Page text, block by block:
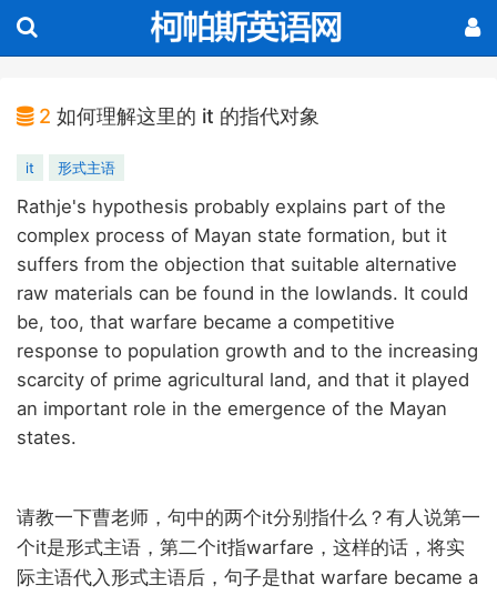
2 如何理解这里的 it 的指代对象
it 形式主语
Rathje's hypothesis probably explains part of the
complex process of Mayan state formation, but it
suffers from the objection that suitable alternative
raw materials can be found in the lowlands. It could
be, too, that warfare became a competitive
response to population growth and to the increasing
scarcity of prime agricultural land, and that it played
an important role in the emergence of the Mayan
states.
请教一下曹老师，句中的两个it分别指什么？有人说第一
个it是形式主语，第二个it指warfare ，这样的话，将实
际主语代入形式主语后，句子是that warfare became a